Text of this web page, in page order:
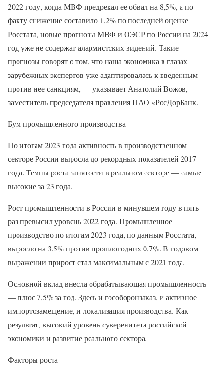
2022 году, когда МВФ предрекал ее обвал на 8,5%, а по
факту снижение составило 1,2% по последней оценке
Росстата, новые прогнозы МВФ и ОЭСР по России на 2024
год уже не содержат алармистских видений. Такие
прогнозы говорят о том, что наша экономика в глазах
зарубежных экспертов уже адаптировалась к введенным
против нее санкциям, — указывает Анатолий Вожов,
заместитель председателя правления ПАО «РосДорБанк.
Бум промышленного производства
По итогам 2023 года активность в производственном
секторе России выросла до рекордных показателей 2017
года. Темпы роста занятости в реальном секторе — самые
высокие за 23 года.
Рост промышленности в России в минувшем году в пять
раз превысил уровень 2022 года. Промышленное
производство по итогам 2023 года, по данным Росстата,
выросло на 3,5% против прошлогодних 0,7%. В годовом
выражении прирост стал максимальным с 2021 года.
Основной вклад внесла обрабатывающая промышленность
— плюс 7,5% за год. Здесь и гособоронзаказ, и активное
импортозамещение, и локализация производства. Как
результат, высокий уровень суверенитета российской
экономики и развитие реального сектора.
Факторы роста